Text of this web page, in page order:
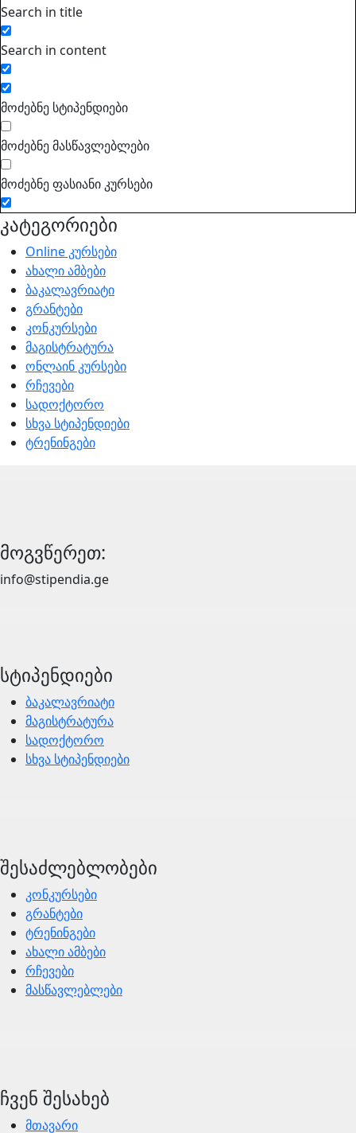
Search in title
Search in content
მოძებნე სტიპენდიები
მოძებნე მასწავლებლები
მოძებნე ფასიანი კურსები
კატეგორიები
Online კურსები
ახალი ამბები
ბაკალავრიატი
გრანტები
კონკურსები
მაგისტრატურა
ონლაინ კურსები
რჩევები
სადოქტორო
სხვა სტიპენდიები
ტრენინგები
მოგვწერეთ:
info@stipendia.ge
სტიპენდიები
ბაკალავრიატი
მაგისტრატურა
სადოქტორო
სხვა სტიპენდიები
შესაძლებლობები
კონკურსები
გრანტები
ტრენინგები
ახალი ამბები
რჩევები
მასწავლებლები
ჩვენ შესახებ
მთავარი